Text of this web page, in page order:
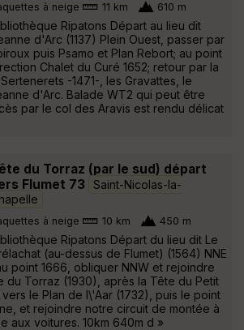
à neige 11 km 610 m
Ripatons Départ au lieu dit
d'Arc (1137) Plein Ouest, passer par
puis Psamo et Plan Rebort; au point
Chalet du Curé 1652; retour par la
-1471-, les Gravattes, le
d'Arc. Balade WT2 qui peut être
par le col des Aravis est rendu délicat
du Torraz (par le sud) départ
Flumet 73
Saint-Nicolas-la-
à neige 10 km 450 m
Ripatons Départ du lieu dit Le
(au-dessus de Flumet) (1564) NNE
point 1666, obliquer NNW et rejoindre
du Torraz (1930), après la Tête du Petit
le Plan de l\'Aar (1732), puis le point
et rejoindre notre circuit de montée à
aux voitures. 10km 640m d »